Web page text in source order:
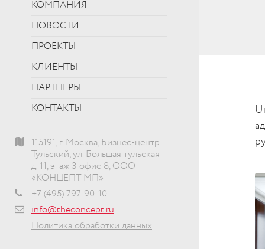
КОМПАНИЯ
НОВОСТИ
ПРОЕКТЫ
КЛИЕНТЫ
ПАРТНЁРЫ
КОНТАКТЫ
115191, г. Москва, Бизнес-центр
Тульский, ул. Большая тульская
д. 11, этаж 3 офис 8, ООО
«КОНЦЕПТ МП»
+7 (495) 797-90-10
info@theconcept.ru
Политика обработки данных